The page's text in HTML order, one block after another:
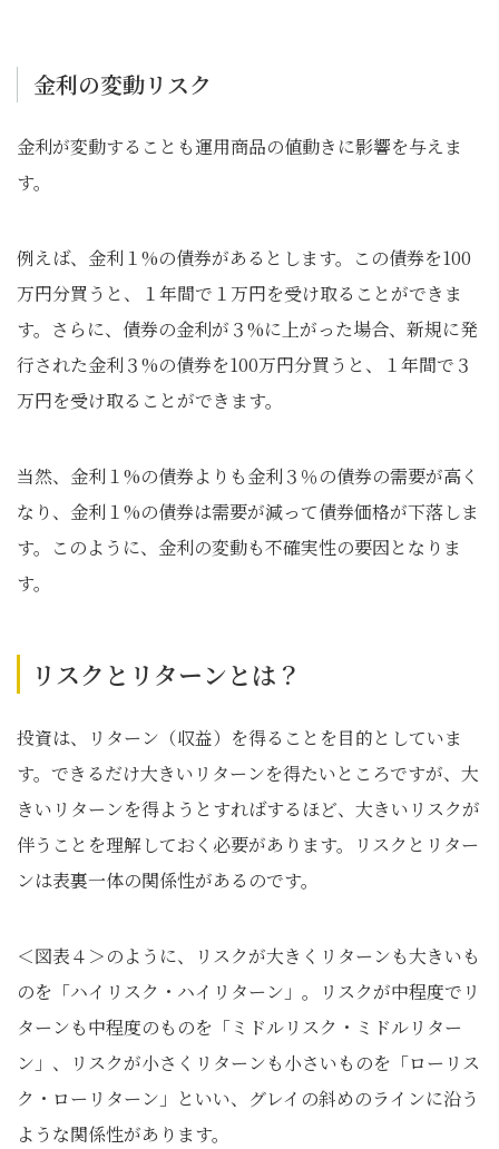
金利の変動リスク
金利が変動することも運用商品の値動きに影響を与えま
す。
例えば、金利１%の債券があるとします。この債券を100
万円分買うと、１年間で１万円を受け取ることができま
す。さらに、債券の金利が３%に上がった場合、新規に発
行された金利３%の債券を100万円分買うと、１年間で３
万円を受け取ることができます。
当然、金利１%の債券よりも金利３％の債券の需要が高く
なり、金利１%の債券は需要が減って債券価格が下落しま
す。このように、金利の変動も不確実性の要因となりま
す。
リスクとリターンとは？
投資は、リターン（収益）を得ることを目的としていま
す。できるだけ大きいリターンを得たいところですが、大
きいリターンを得ようとすればするほど、大きいリスクが
伴うことを理解しておく必要があります。リスクとリター
ンは表裏一体の関係性があるのです。
＜図表４＞のように、リスクが大きくリターンも大きいも
のを「ハイリスク・ハイリターン」。リスクが中程度でリ
ターンも中程度のものを「ミドルリスク・ミドルリター
ン」、リスクが小さくリターンも小さいものを「ローリス
ク・ローリターン」といい、グレイの斜めのラインに沿う
ような関係性があります。